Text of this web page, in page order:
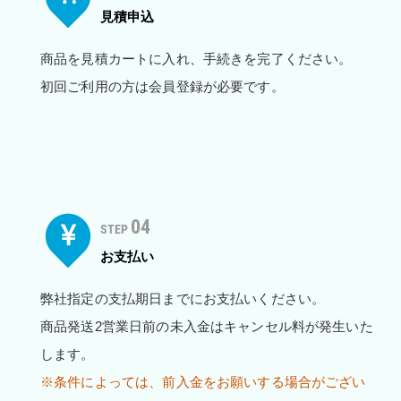
見積申込
商品を見積カートに入れ、手続きを完了ください。
初回ご利用の方は会員登録が必要です。
STEP 04
お支払い
弊社指定の支払期日までにお支払いください。
商品発送2営業日前の未入金はキャンセル料が発生いた
します。
※条件によっては、前入金をお願いする場合がござい